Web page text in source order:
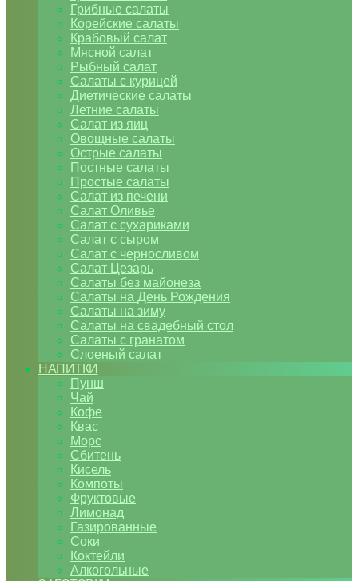
Грибные салаты
Корейские салаты
Крабовый салат
Мясной салат
Рыбный салат
Салаты с курицей
Диетические салаты
Летние салаты
Салат из яиц
Овощные салаты
Острые салаты
Постные салаты
Простые салаты
Салат из печени
Салат Оливье
Салат с сухариками
Салат с сыром
Салат с черносливом
Салат Цезарь
Салаты без майонеза
Салаты на День Рождения
Салаты на зиму
Салаты на свадебный стол
Салаты с гранатом
Слоеный салат
НАПИТКИ
Пунш
Чай
Кофе
Квас
Морс
Сбитень
Кисель
Компоты
Фруктовые
Лимонад
Газированные
Соки
Коктейли
Алкогольные